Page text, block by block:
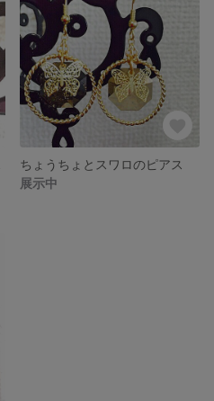
ちょうちょとスワロのピアス
展示中